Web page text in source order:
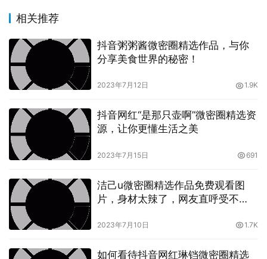
乙醇子看着左公子666，问：“新的方式？我应该如何做
左公子666回答说：“你需要打破你的思维定式，尝试一种
新的观察方式。也许，这个问题的答案就在你的眼前。”
时候对科学的好奇和激情，他想起他曾经对世界的敬畏和热
爱。他决定重新审视他的实验，以一种全新的方式来看待这
个问题。
经过一段时间的努力，乙醇子终于找到了答案。他发现那个
微小的粒子并没有同时出现在两个地方，而是在超越了时间
和空间的一种状态中存在。这个发现让他兴奋不已，他感到
自己终于找到了通向宇宙秘密的钥匙。
相关推荐
抖音粥粥酱微密圈精选作品，与你
分享美食世界的秘密！
2023年7月12日 1.9K
抖音网红“是那只壶啊”微密圈精选资
源，让你更懂生活之美
2023年7月15日 691
洁己u微密圈精选作品免费观看图
片，身材太辣了，网友直呼受不
2023年7月10日 1.7K
如何看待抖音网红琳铛微密圈精选